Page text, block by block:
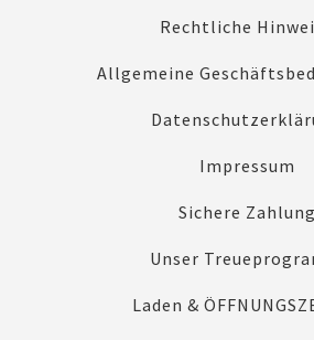
Rechtliche
Allgemeine
Impressum
Sichere Zahlung
Unser
Laden &